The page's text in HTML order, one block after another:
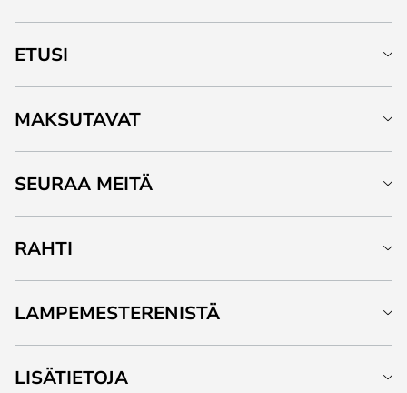
ETUSI
MAKSUTAVAT
SEURAA MEITÄ
RAHTI
LAMPEMESTERENISTÄ
LISÄTIETOJA